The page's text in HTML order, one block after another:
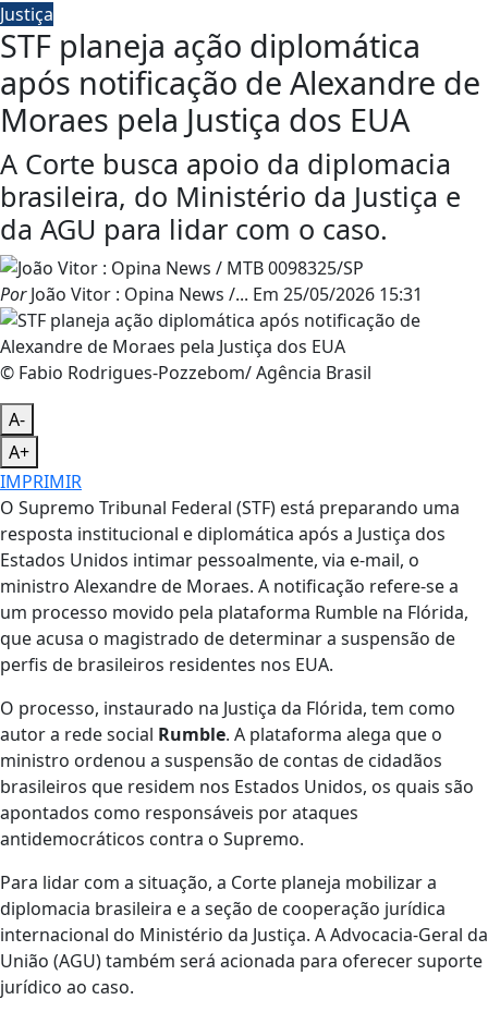
Justiça
STF planeja ação diplomática
após notificação de Alexandre de
Moraes pela Justiça dos EUA
A Corte busca apoio da diplomacia
brasileira, do Ministério da Justiça e
da AGU para lidar com o caso.
PorJoão Vitor : Opina News /... Em 25/05/2026 15:31
© Fabio Rodrigues-Pozzebom/ Agência Brasil
A-
A+
IMPRIMIR
O Supremo Tribunal Federal (STF) está preparando uma
resposta institucional e diplomática após a Justiça dos
Estados Unidos intimar pessoalmente, via e-mail, o
ministro Alexandre de Moraes. A notificação refere-se a
um processo movido pela plataforma Rumble na Flórida,
que acusa o magistrado de determinar a suspensão de
perfis de brasileiros residentes nos EUA.
O processo, instaurado na Justiça da Flórida, tem como
autor a rede social Rumble. A plataforma alega que o
ministro ordenou a suspensão de contas de cidadãos
brasileiros que residem nos Estados Unidos, os quais são
apontados como responsáveis por ataques
antidemocráticos contra o Supremo.
Para lidar com a situação, a Corte planeja mobilizar a
diplomacia brasileira e a seção de cooperação jurídica
internacional do Ministério da Justiça. A Advocacia-Geral da
União (AGU) também será acionada para oferecer suporte
jurídico ao caso.